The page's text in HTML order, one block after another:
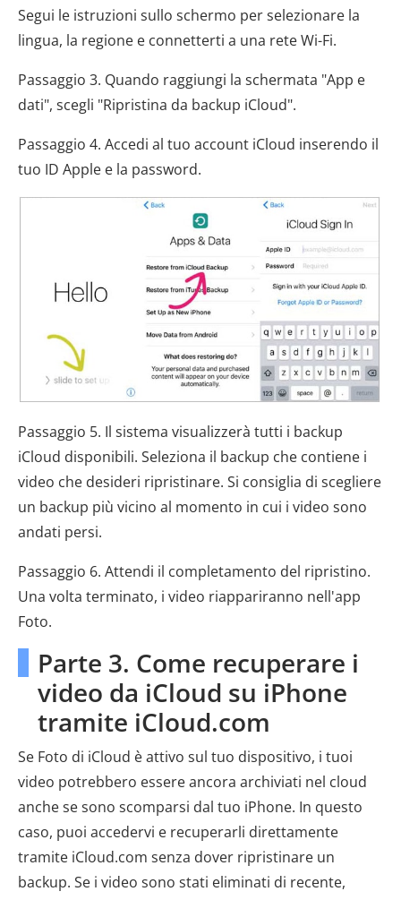
Segui le istruzioni sullo schermo per selezionare la
lingua, la regione e connetterti a una rete Wi-Fi.
Passaggio 3. Quando raggiungi la schermata "App e
dati", scegli "Ripristina da backup iCloud".
Passaggio 4. Accedi al tuo account iCloud inserendo il
tuo ID Apple e la password.
Passaggio 5. Il sistema visualizzerà tutti i backup
iCloud disponibili. Seleziona il backup che contiene i
video che desideri ripristinare. Si consiglia di scegliere
un backup più vicino al momento in cui i video sono
andati persi.
Passaggio 6. Attendi il completamento del ripristino.
Una volta terminato, i video riappariranno nell'app
Foto.
Parte 3. Come recuperare i
video da iCloud su iPhone
tramite iCloud.com
Se Foto di iCloud è attivo sul tuo dispositivo, i tuoi
video potrebbero essere ancora archiviati nel cloud
anche se sono scomparsi dal tuo iPhone. In questo
caso, puoi accedervi e recuperarli direttamente
tramite iCloud.com senza dover ripristinare un
backup. Se i video sono stati eliminati di recente,